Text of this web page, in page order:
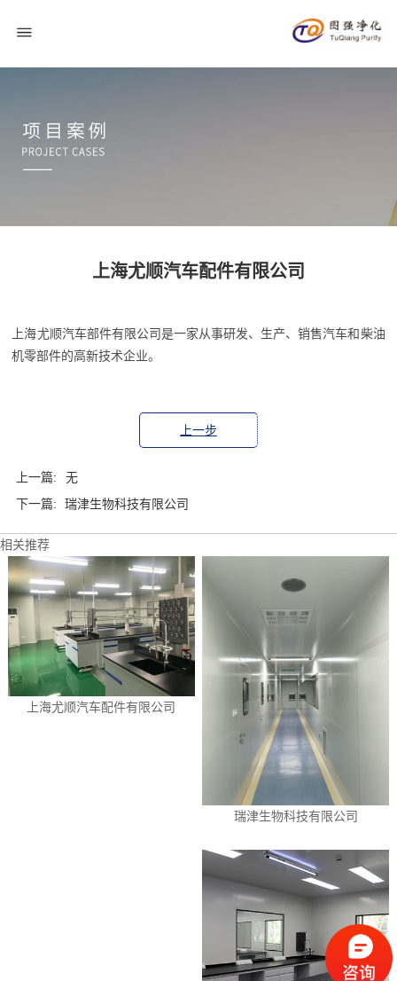
上海尤顺汽车配件有限公司
上海尤顺汽车部件有限公司是一家从事研发、生产、销售汽车和柴油
机零部件的高新技术企业。
上一步
上一篇:
无
下一篇:
瑞津生物科技有限公司
相关推荐
上海尤顺汽车配件有限公司
瑞津生物科技有限公司